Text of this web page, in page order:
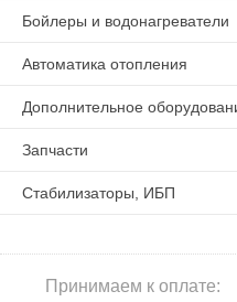
Бойлеры и водонагреватели
Автоматика отопления
Дополнительное
Запчасти
Стабилизаторы, ИБП
Принимаем к оплате: